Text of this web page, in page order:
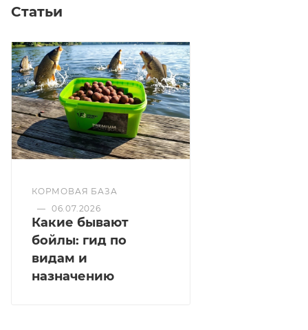
Статьи
КОРМОВАЯ БАЗА
— 06.07.2026
Какие бывают
бойлы: гид по
видам и
назначению